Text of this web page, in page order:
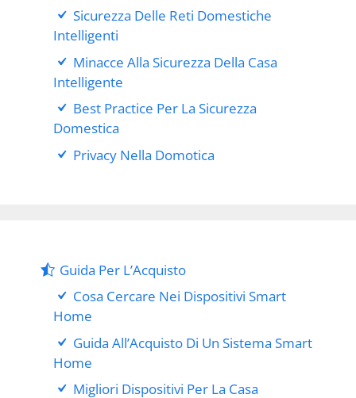
Sicurezza Delle Reti Domestiche
Intelligenti
Minacce Alla Sicurezza Della Casa
Intelligente
Best Practice Per La Sicurezza
Domestica
Privacy Nella Domotica
Guida Per L’Acquisto
Cosa Cercare Nei Dispositivi Smart
Home
Guida All’Acquisto Di Un Sistema Smart
Home
Migliori Dispositivi Per La Casa